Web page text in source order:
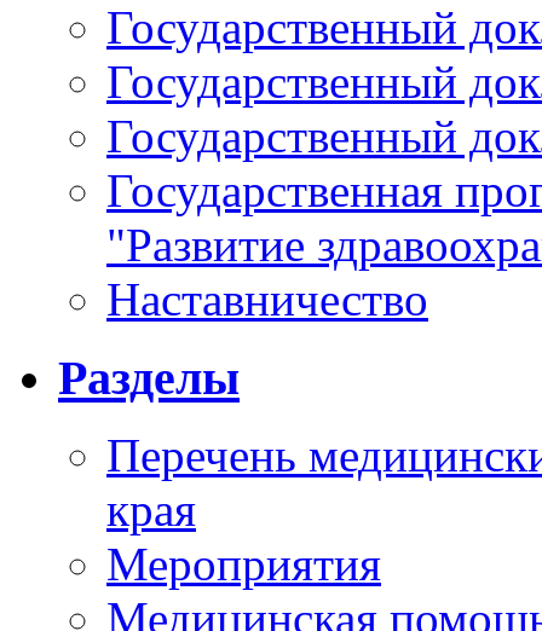
Государственный
Государственный
Государственный
Государственная
"Развитие
Наставничество
Разделы
Перечень
края
Мероприятия
Медицинская